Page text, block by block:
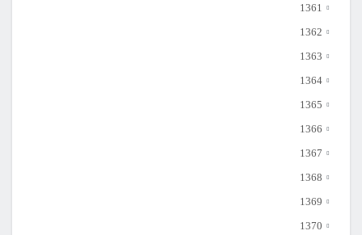
1361
1362
1363
1364
1365
1366
1367
1368
1369
1370